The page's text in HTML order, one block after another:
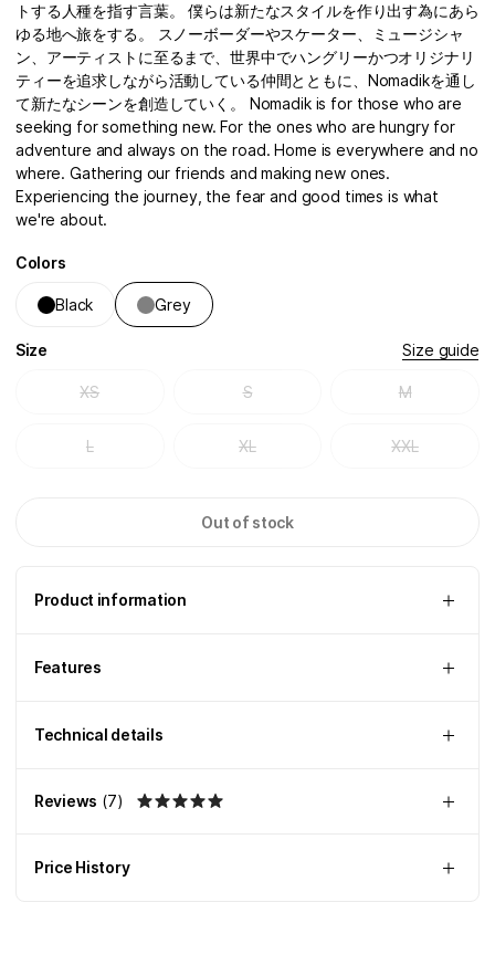
トする人種を指す言葉。 僕らは新たなスタイルを作り出す為にあら
ゆる地へ旅をする。 スノーボーダーやスケーター、ミュージシャ
ン、アーティストに至るまで、世界中でハングリーかつオリジナリ
ティーを追求しながら活動している仲間とともに、Nomadikを通し
て新たなシーンを創造していく。 Nomadik is for those who are
seeking for something new. For the ones who are hungry for
adventure and always on the road. Home is everywhere and no
where. Gathering our friends and making new ones.
Experiencing the journey, the fear and good times is what
we're about.
Colors
Black Grey
Size Size guide
XS S M
L XL XXL
Out of stock
Product information
Features
Technical details
Reviews (7)
Price History